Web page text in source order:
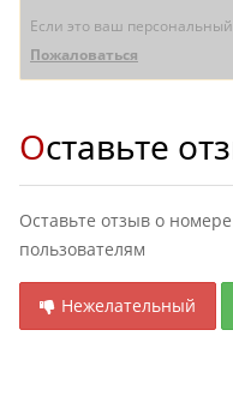
Если это ваш
Пожаловаться
Оставьте
Оставьте отзыв о
пользователям
Нежелательный